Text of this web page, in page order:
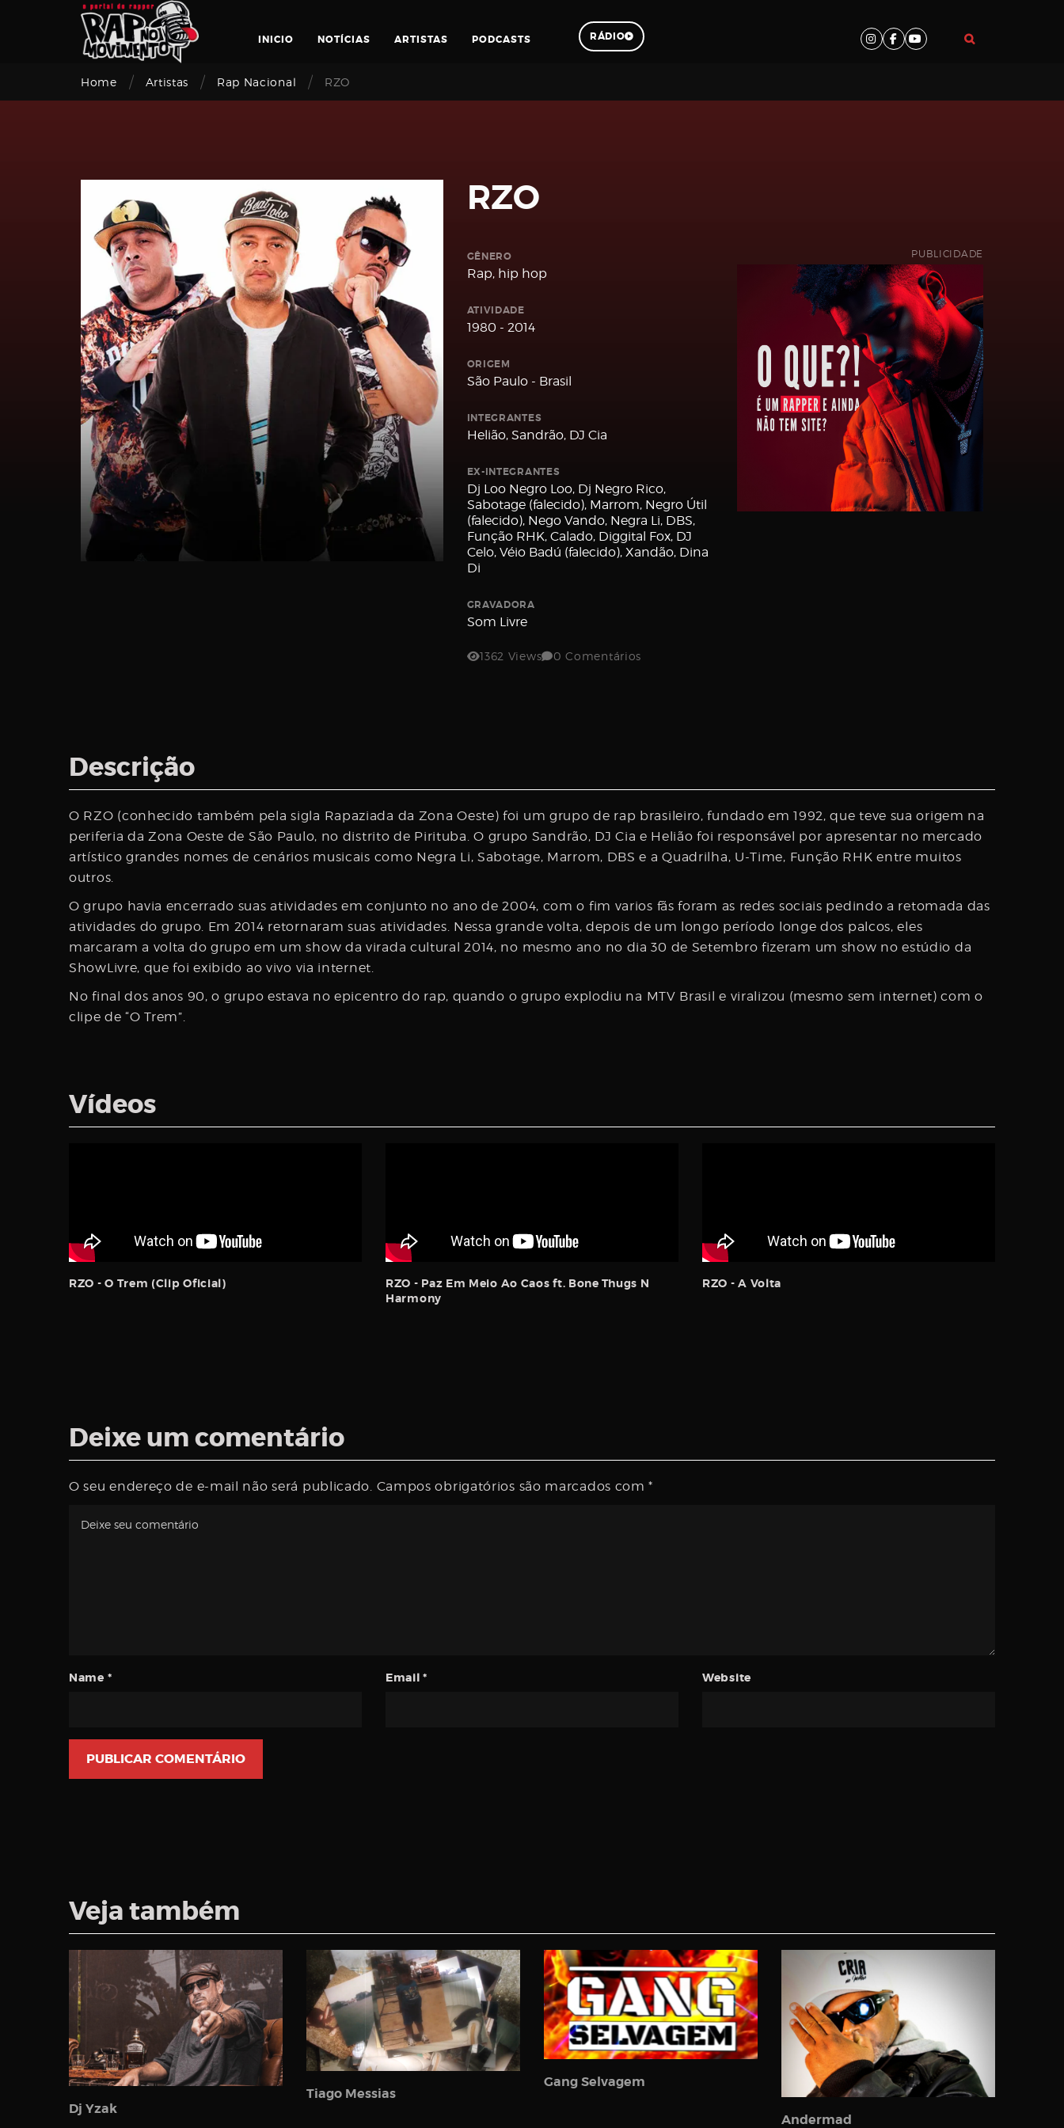
INICIO NOTÍCIAS ARTISTAS PODCASTS RÁDIO
Pesquisar
Password
Home / Artistas / Rap Nacional / RZO
RZO
GÊNERO
Rap, hip hop
ATIVIDADE
1980 - 2014
ORIGEM
São Paulo - Brasil
INTEGRANTES
Helião, Sandrão, DJ Cia
EX-INTEGRANTES
Dj Loo Negro Loo, Dj Negro Rico,
Sabotage (falecido), Marrom, Negro Útil
(falecido), Nego Vando, Negra Li, DBS,
Função RHK, Calado, Diggital Fox, DJ
Celo, Véio Badú (falecido), Xandão, Dina
Di
GRAVADORA
Som Livre
1362 Views 0 Comentários
PUBLICIDADE
Descrição
O RZO (conhecido também pela sigla Rapaziada da Zona Oeste) foi um grupo de rap brasileiro, fundado em 1992, que teve sua origem na
periferia da Zona Oeste de São Paulo, no distrito de Pirituba. O grupo Sandrão, DJ Cia e Helião foi responsável por apresentar no mercado
artístico grandes nomes de cenários musicais como Negra Li, Sabotage, Marrom, DBS e a Quadrilha, U-Time, Função RHK entre muitos
outros.
O grupo havia encerrado suas atividades em conjunto no ano de 2004, com o fim varios fãs foram as redes sociais pedindo a retomada das
atividades do grupo. Em 2014 retornaram suas atividades. Nessa grande volta, depois de um longo período longe dos palcos, eles
marcaram a volta do grupo em um show da virada cultural 2014, no mesmo ano no dia 30 de Setembro fizeram um show no estúdio da
ShowLivre, que foi exibido ao vivo via internet.
No final dos anos 90, o grupo estava no epicentro do rap, quando o grupo explodiu na MTV Brasil e viralizou (mesmo sem internet) com o
clipe de “O Trem”.
Vídeos
RZO - O Trem (Clip Oficial)
RZO - Paz Em Meio Ao Caos ft. Bone Thugs N
Harmony
RZO - A Volta
Deixe um comentário
O seu endereço de e-mail não será publicado. Campos obrigatórios são marcados com*
Name * Email* Website
Veja também
Dj Yzak
Tiago Messias
Gang Selvagem
Andermad